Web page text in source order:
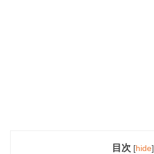
目次 [hide]